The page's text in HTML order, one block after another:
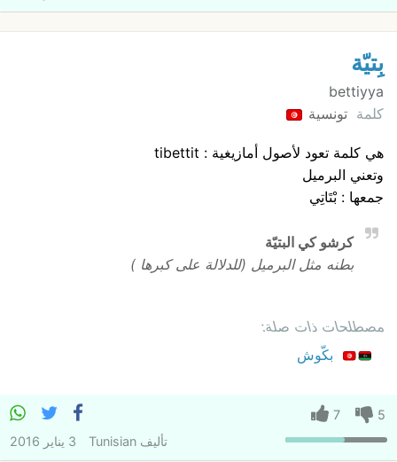
بِتيّة
bettiyya
كلمة تونسية
هي كلمة تعود لأصول أمازيغية : tibettit
وتعني البرميل
جمعها : بْتَاتِي
كرشو كي البتيّة
بطنه مثل البرميل (للدلالة على كبرها )
مصطلحات ذات صلة:
بكّوش
5
7
تأليفTunisian 3 يناير 2016